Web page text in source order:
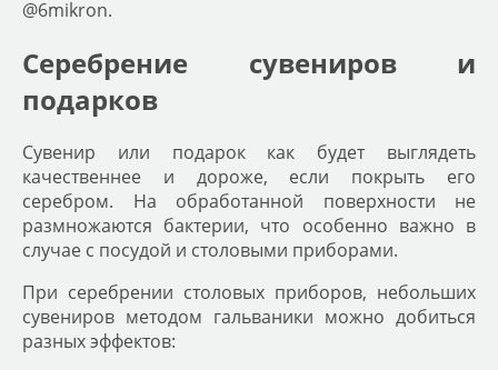
@6mikron.
Серебрение сувениров и
подарков
Сувенир или подарок как будет выглядеть
качественнее и дороже, если покрыть его
серебром. На обработанной поверхности не
размножаются бактерии, что особенно важно в
случае с посудой и столовыми приборами.
При серебрении столовых приборов, небольших
сувениров методом гальваники можно добиться
разных эффектов: